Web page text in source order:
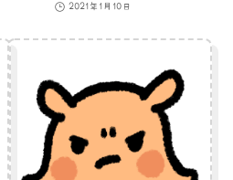
2021年1月10日